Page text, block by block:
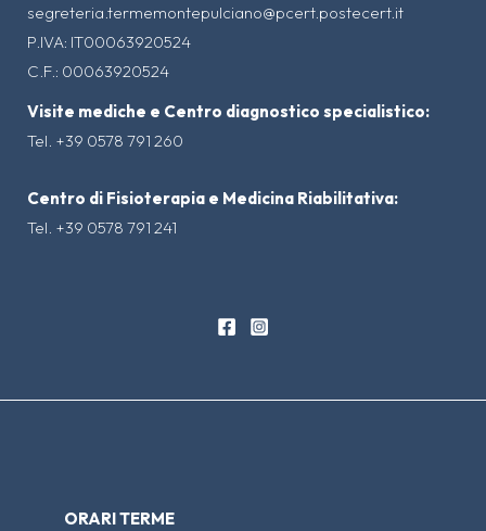
segreteria.termemontepulciano@pcert.postecert.it
P.IVA: IT00063920524
C.F.: 00063920524
Visite mediche e Centro diagnostico specialistico:
Tel. +39 0578 791 260
Centro di Fisioterapia e Medicina Riabilitativa:
Tel. +39 0578 791 241
ORARI TERME